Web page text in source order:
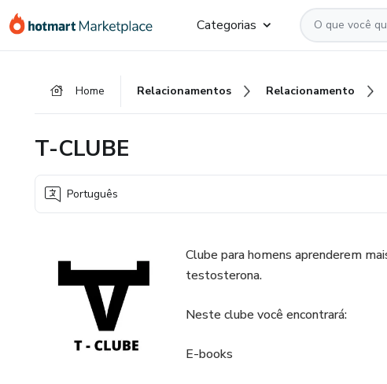
para
para
para
Categorias
Home Relacionamentos Relacionamento
T-CLUBE
Português
Clube para homens aprenderem
testosterona.
Neste clube você encontrará:
E-books